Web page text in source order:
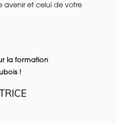
avenir et celui de votre
la formation
!